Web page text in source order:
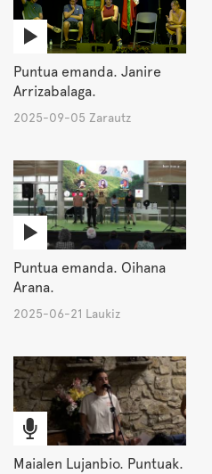
Puntua emanda. Janire
Arrizabalaga.
2025-09-05 Zarautz
Puntua emanda. Oihana
Arana.
2025-06-21 Laukiz
Maialen Lujanbio. Puntuak.